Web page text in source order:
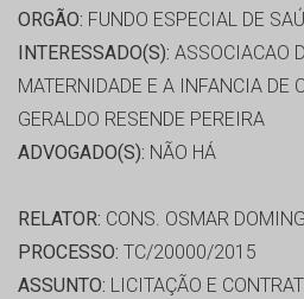
ORGÃO: FUNDO ESPECIAL DE
INTERESSADO(S): ASSOCIACAO
MATERNIDADE E A INFANCIA DE
GERALDO RESENDE PEREIRA
ADVOGADO(S): NÃO HÁ
RELATOR: CONS. OSMAR
PROCESSO: TC/20000/2015
ASSUNTO: LICITAÇÃO E